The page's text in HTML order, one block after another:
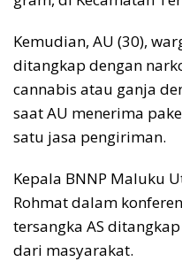
Kemudian, AU (30),
ditangkap dengan
cannabis atau ganja
saat AU menerima
satu jasa pengiriman.
Kepala BNNP Maluku
Rohmat dalam
tersangka AS
dari masyarakat.